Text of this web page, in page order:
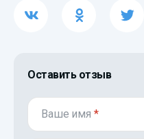
Оставить отзыв
Ваше имя *